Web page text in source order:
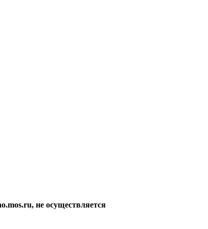
не осуществляется